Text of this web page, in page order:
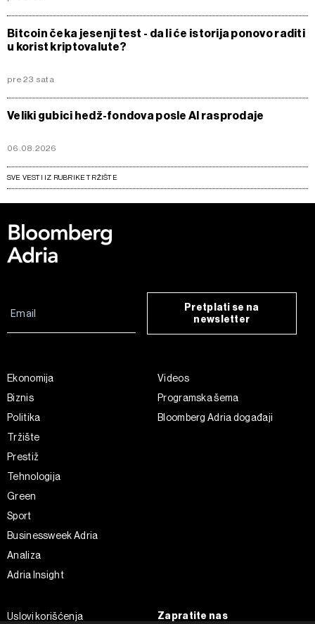
Bitcoin čeka jesenji test - da li će istorija ponovo raditi
u korist kriptovalute?
pre 23 sata
Veliki gubici hedž-fondova posle AI rasprodaje
06.08.2026
SVE VESTI IZ RUBRIKE TRŽIŠTE
Pretplati se na
newsletter
Ekonomija
Biznis
Politika
Tržište
Prestiž
Tehnologija
Green
Sport
Businessweek Adria
Analiza
Adria Insight
Videos
Programska šema
Bloomberg Adria događaji
Uslovi korišćenja
Zapratite nas